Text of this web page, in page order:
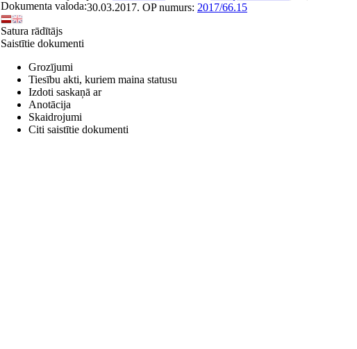
30.03.2017. OP numurs: 2017/66.15
Dokumenta valoda:
Satura rādītājs
Saistītie dokumenti
Grozījumi
Tiesību akti, kuriem maina statusu
Izdoti saskaņā ar
Anotācija
Skaidrojumi
Citi saistītie dokumenti